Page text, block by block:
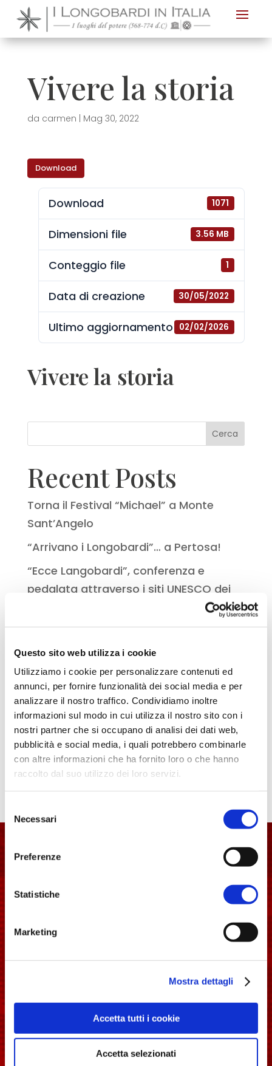
Questo sito web utilizza i cookie
Utilizziamo i cookie per personalizzare contenuti ed
annunci, per fornire funzionalità dei social media e per
analizzare il nostro traffico. Condividiamo inoltre
informazioni sul modo in cui utilizza il nostro sito con i
nostri partner che si occupano di analisi dei dati web,
pubblicità e social media, i quali potrebbero combinarle
con altre informazioni che ha fornito loro o che hanno
raccolto dal suo utilizzo dei loro servizi.
l'informativa sulla
Cookie Policy
delNecessari
Preferenze
Statistiche
Marketing
Mostra dettagli
Accetta tutti i cookie
Accetta selezionati
Nota:
questo
sito
include
sistema
accessibilità.
Vivere la storia
da carmen | Mag 30, 2022
Download
Download 1071
Dimensioni file 3.56 MB
Conteggio file 1
Data di creazione 30/05/2022
Ultimo aggiornamento 02/02/2026
Vivere la storia
Cerca
Recent Posts
Torna il Festival “Michael” a Monte
Sant’Angelo
“Arrivano i Longobardi”… a Pertosa!
“Ecce Langobardi”, conferenza e
pedalata attraverso i siti UNESCO dei
Italia Langobardorum a tourismA 2026:
a Firenze con il progetto “Destinazione
Longobardi”
Graduatoria delle classi ammesse al
finanziamento del bando delle scuole
Recent Comments
Nessun commento da mostrare.
Associazione Italia
Langobardorum